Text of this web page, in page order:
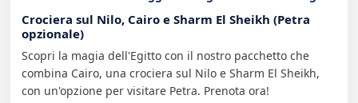
Crociera sul Nilo, Cairo e Sharm El Sheikh (Petra
opzionale)
Scopri la magia dell'Egitto con il nostro pacchetto che
combina Cairo, una crociera sul Nilo e Sharm El Sheikh,
con un'opzione per visitare Petra. Prenota ora!